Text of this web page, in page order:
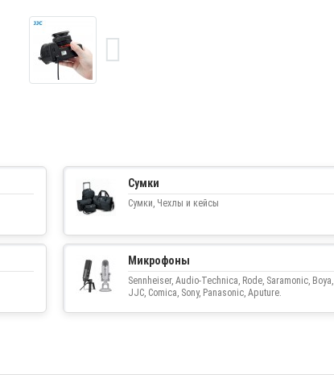
Сумки
Сумки, Чехлы и кейсы
Микрофоны
Sennheiser, Audio-Technica, Rode, Saramonic, Boya,
JJC, Comica, Sony, Panasonic, Aputure.